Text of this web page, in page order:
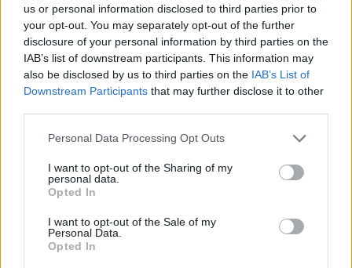
us or personal information disclosed to third parties prior to
your opt-out. You may separately opt-out of the further
disclosure of your personal information by third parties on the
IAB’s list of downstream participants. This information may
also be disclosed by us to third parties on the IAB’s List of
Downstream Participants that may further disclose it to other
Personal Data Processing Opt Outs
I want to opt-out of the Sharing of my
personal data.
Opted In
I want to opt-out of the Sale of my
Personal Data.
Opted In
Condividi questo articolo:
E-mail LinkedIn Facebook X
Mastodon Telegram WhatsApp
Vuoi ricevere gli aggiornamenti delle news di TecnoGazzetta?
Inserisci nome ed indirizzo E-Mail: